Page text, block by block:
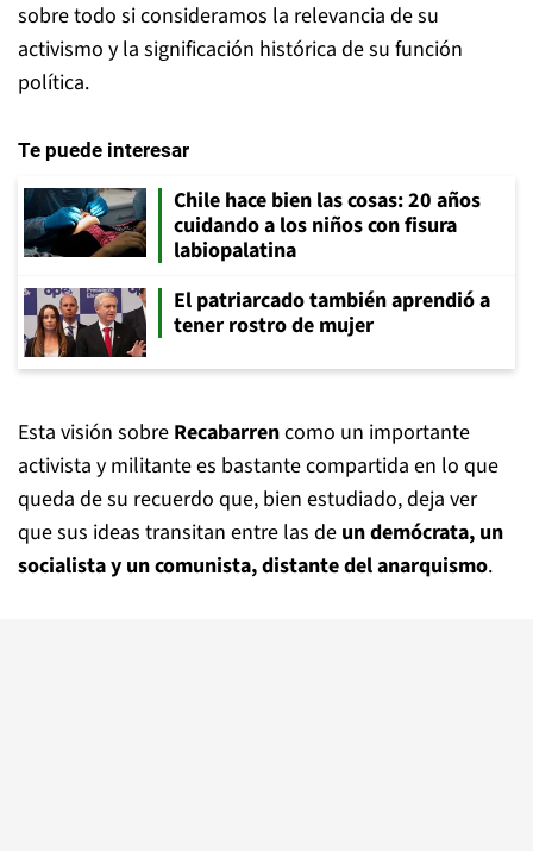
sobre todo si consideramos la relevancia de su
activismo y la significación histórica de su función
política.
Te puede interesar
Chile hace bien las cosas: 20 años
cuidando a los niños con fisura
labiopalatina
El patriarcado también aprendió a
tener rostro de mujer
Esta visión sobre Recabarrencomo un importante
activista y militante es bastante compartida en lo que
queda de su recuerdo que, bien estudiado, deja ver
que sus ideas transitan entre las de un demócrata, un
socialista y un comunista, distante del anarquismo.